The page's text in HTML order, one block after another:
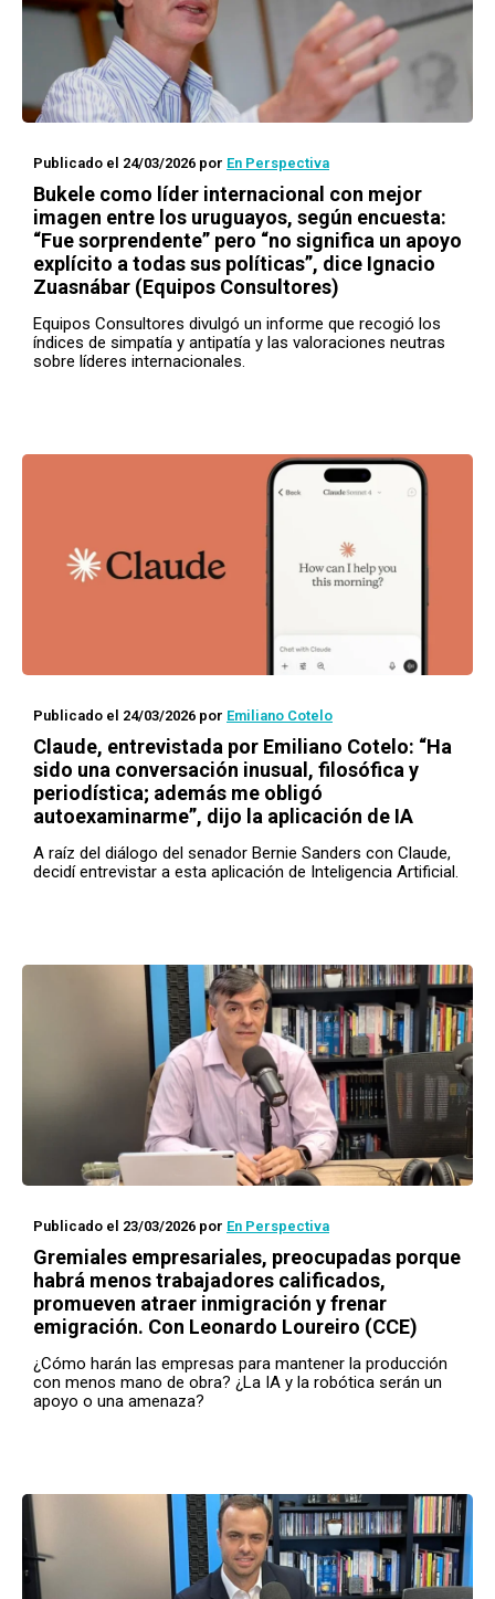
Publicado el 24/03/2026 por En Perspectiva
Bukele como líder internacional con mejor
imagen entre los uruguayos, según encuesta:
“Fue sorprendente” pero “no significa un apoyo
explícito a todas sus políticas”, dice Ignacio
Zuasnábar (Equipos Consultores)
Equipos Consultores divulgó un informe que recogió los
índices de simpatía y antipatía y las valoraciones neutras
sobre líderes internacionales.
Publicado el 24/03/2026 por Emiliano Cotelo
Claude, entrevistada por Emiliano Cotelo: “Ha
sido una conversación inusual, filosófica y
periodística; además me obligó
autoexaminarme”, dijo la aplicación de IA
A raíz del diálogo del senador Bernie Sanders con Claude,
decidí entrevistar a esta aplicación de Inteligencia Artificial.
Publicado el 23/03/2026 por En Perspectiva
Gremiales empresariales, preocupadas porque
habrá menos trabajadores calificados,
promueven atraer inmigración y frenar
emigración. Con Leonardo Loureiro (CCE)
¿Cómo harán las empresas para mantener la producción
con menos mano de obra? ¿La IA y la robótica serán un
apoyo o una amenaza?